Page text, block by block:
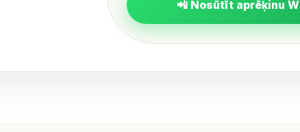
📲 Nosūtīt aprēķinu